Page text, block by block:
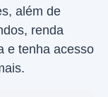
além de
renda
e tenha acesso